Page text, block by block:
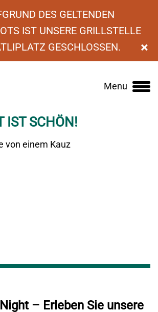
DES GELTENDEN
IST UNSERE GRILLSTELLE
GESCHLOSSEN.
×
Main
Menu
IST SCHÖN!
– Erleben Sie unsere